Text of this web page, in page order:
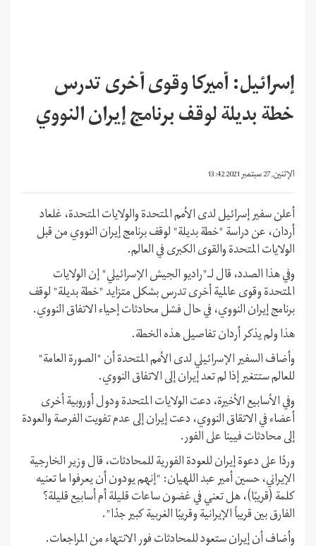
إسرائيل: أميركا وقوى أخرى تدرس
خطة بديلة لوقف برنامج إيران النووي
الإثنين, 27 سبتمبر 2021 13:42
أعلن سفير إسرائيل لدى الأمم المتحدة والولايات المتحدة، غلعاد
أردان، عن دراسة "خطة بديلة" لوقف برنامج إيران النووي من قبل
الولايات المتحدة والقوى الكبرى في العالم.
وفي هذا الصدد، قال لـ"راديو الجيش الإسرائيلي" إن الولايات
المتحدة وقوى عالمية أخرى تدرس بشكل متزايد "خطة بديلة" لوقف
برنامج إيران النووي، في حال فشل محادثات إحياء الاتفاق النووي.
هذا ولم يذكر أردان تفاصيل هذه الخطة.
وأضاف السفير الإسرائيلي لدى الأمم المتحدة أن "الصورة العامة"
للعالم ستتغير إذا لم تعد إيران إلى الاتفاق النووي.
وفي الأسابيع الأخيرة، دعت الولايات المتحدة ودول أوروبية أخرى
أعضاء في الاتقاق النووي، دعت إيران إلى عدم تفويت الفرصة والعودة
إلى محادثات فيينا على الفور.
وردًا على دعوة إيران للعودة الفورية للمحادثات، قال وزير الخارجية
الإيراني، حسين أمير عبد اللهيان: "إنهم يودون أن يعرفوا ما تعنيه
كلمة (قريبًا)، هل تعني في غضون ساعات قليلة أم أسابيع قليلة؟
الفارق بين قريباً الإيرانية وقريبًا الغربية كبير جدًا".
وأضاف أن إيران ستعود للمحادثات فور الانتهاء من المراجعات.